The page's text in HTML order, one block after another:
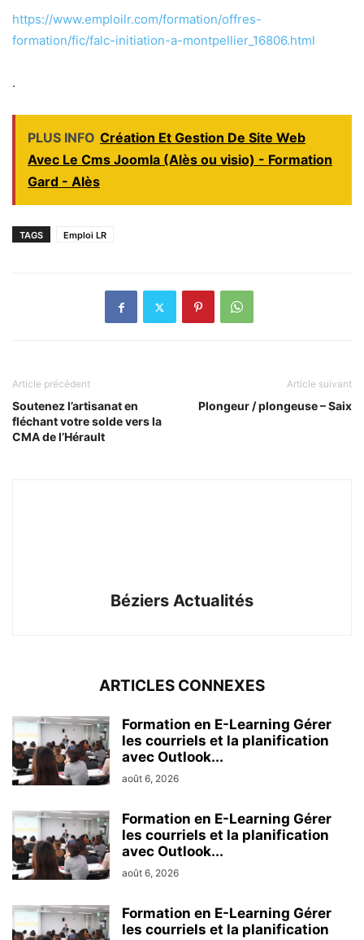
https://www.emploilr.com/formation/offres-
formation/fic/falc-initiation-a-montpellier_16806.html
.
PLUS INFO Création Et Gestion De Site Web
Avec Le Cms Joomla (Alès ou visio) - Formation
Gard - Alès
TAGS Emploi LR
Article précédent
Soutenez l’artisanat en
fléchant votre solde vers la
CMA de l’Hérault
Article suivant
Plongeur / plongeuse – Saix
Béziers Actualités
ARTICLES CONNEXES
Formation en E-Learning Gérer
les courriels et la planification
avec Outlook...
août 6, 2026
Formation en E-Learning Gérer
les courriels et la planification
avec Outlook...
août 6, 2026
Formation en E-Learning Gérer
les courriels et la planification